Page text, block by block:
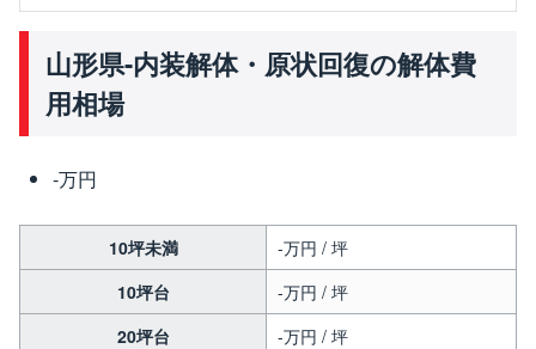
山形県-内装解体・原状回復の解体費
用相場
-万円
10坪未満
-万円 / 坪
10坪台
-万円 / 坪
20坪台
-万円 / 坪